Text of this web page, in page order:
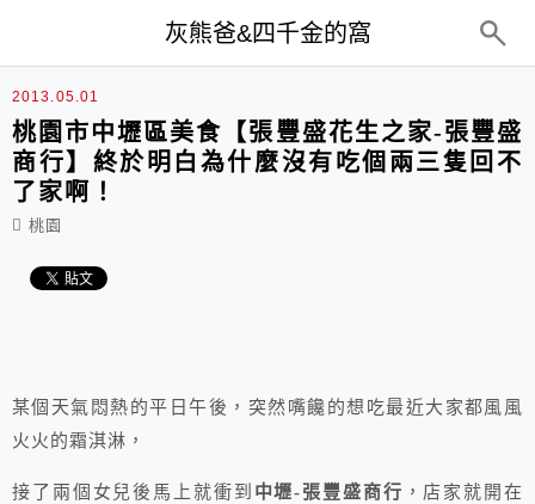
灰熊爸&四千金的窩
2013.05.01
桃園市中壢區美食【張豐盛花生之家-張豐盛
商行】終於明白為什麼沒有吃個兩三隻回不
了家啊！
桃園
某個天氣悶熱的平日午後，突然嘴饞的想吃最近大家都風風
火火的霜淇淋，
接了兩個女兒後馬上就衝到 中壢-張豐盛商行 ，店家就開在